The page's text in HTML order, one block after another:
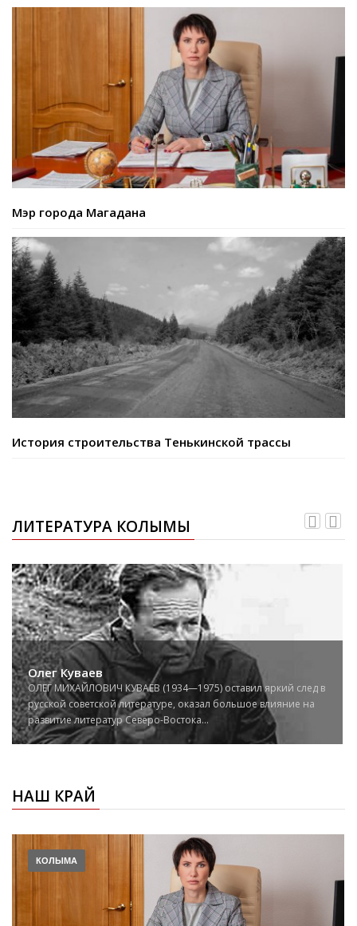
Мэр города Магадана
История строительства Тенькинской трассы
ЛИТЕРАТУРА КОЛЫМЫ
Олег Куваев
ОЛЕГ МИХАЙЛОВИЧ КУВАЕВ (1934—1975) оставил яркий след в
русской советской литературе, оказал большое влияние на
развитие литератур Северо-Востокa...
НАШ КРАЙ
КОЛЫМА